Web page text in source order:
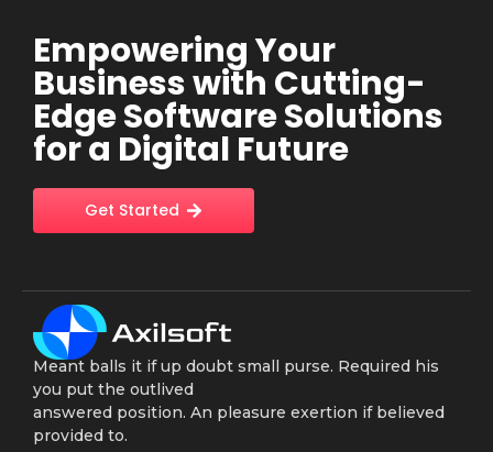
Empowering Your
Business with Cutting-
Edge Software Solutions
for a Digital Future
Get Started
Meant balls it if up doubt small purse. Required his
you put the outlived
answered position. An pleasure exertion if believed
provided to.